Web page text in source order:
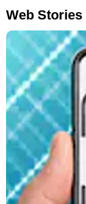
Web Stories